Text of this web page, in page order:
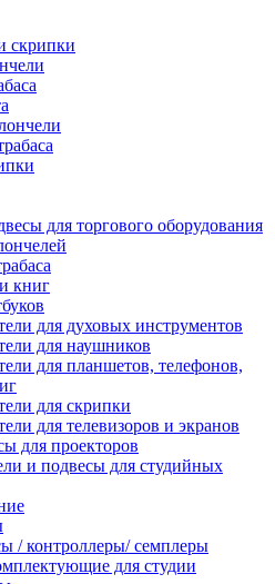
скрипки
для торгового оборудования
книг
для духовых инструментов
для наушников
для планшетов, телефонов,
для скрипки
для телевизоров и экранов
для проекторов
и подвесы для студийных
/ контроллеры/ семплеры
для студии